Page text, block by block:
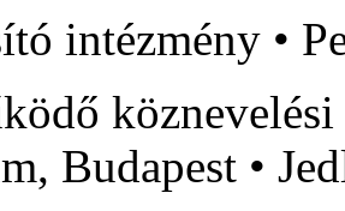
intézmény •
Budapest •